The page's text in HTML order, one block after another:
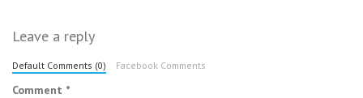
Leave a reply
Default Comments (0) Facebook Comments
Comment *